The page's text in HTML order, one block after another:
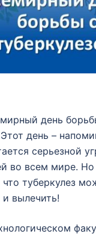
день
день –
серьезной
во всем мире.
туберкулез
и вылечить!